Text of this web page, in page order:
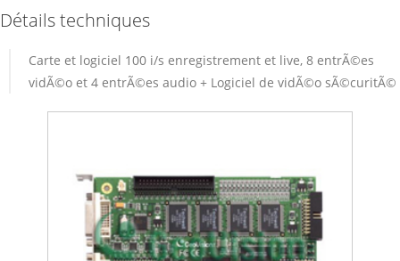
Détails techniques
Carte et logiciel 100 i/s enregistrement et live, 8 entrÃ©es
vidÃ©o et 4 entrÃ©es audio + Logiciel de vidÃ©o sÃ©curitÃ©